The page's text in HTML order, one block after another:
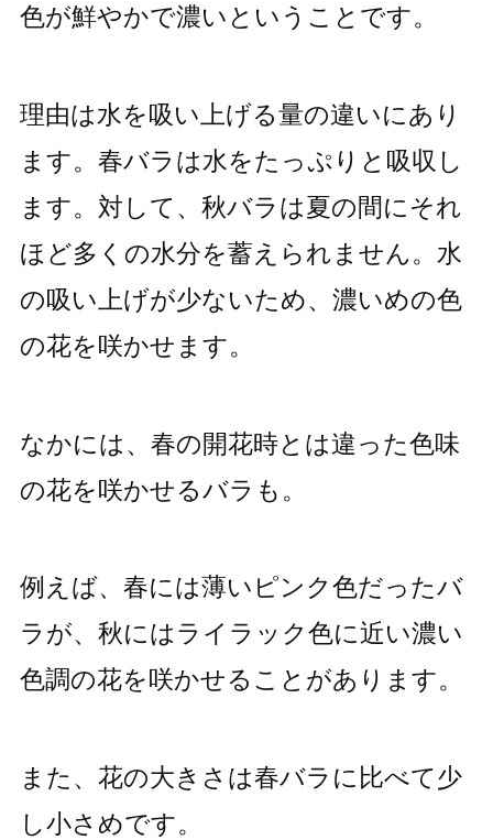
色が鮮やかで濃いということです。
理由は水を吸い上げる量の違いにあり
ます。春バラは水をたっぷりと吸収し
ます。対して、秋バラは夏の間にそれ
ほど多くの水分を蓄えられません。水
の吸い上げが少ないため、濃いめの色
の花を咲かせます。
なかには、春の開花時とは違った色味
の花を咲かせるバラも。
例えば、春には薄いピンク色だったバ
ラが、秋にはライラック色に近い濃い
色調の花を咲かせることがあります。
また、花の大きさは春バラに比べて少
し小さめです。